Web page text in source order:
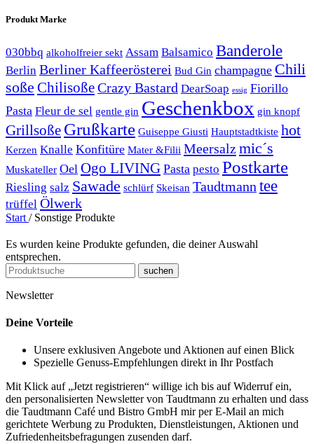
Produkt Marke
030bbq alkoholfreier sekt Assam Balsamico Banderole
Berlin Berliner Kaffeerösterei Bud Gin champagne Chili
soße ChilisoßeCrazy Bastard DearSoap essig Fiorillo
Pasta Fleur de sel gentle gin Geschenkbox gin knopf
Grillsoße Grußkarte Guiseppe Giusti Hauptstadtkiste hot
Kerzen Knalle Konfitüre Mater &Filii Meersalzmic´s
Muskateller Oel Ogo LIVING Pasta pesto Postkarte
Riesling salz Sawade schlürf Skeisan Taudtmann tee
trüffel Ölwerk
Start / Sonstige Produkte
Es wurden keine Produkte gefunden, die deiner Auswahl
entsprechen.
suchen
Newsletter
Deine Vorteile
Unsere exklusiven Angebote und Aktionen auf einen Blick
Spezielle Genuss-Empfehlungen direkt in Ihr Postfach
Mit Klick auf „Jetzt registrieren“ willige ich bis auf Widerruf ein,
den personalisierten Newsletter von Taudtmann zu erhalten und dass
die Taudtmann Café und Bistro GmbH mir per E-Mail an mich
gerichtete Werbung zu Produkten, Dienstleistungen, Aktionen und
Zufriedenheitsbefragungen zusenden darf.